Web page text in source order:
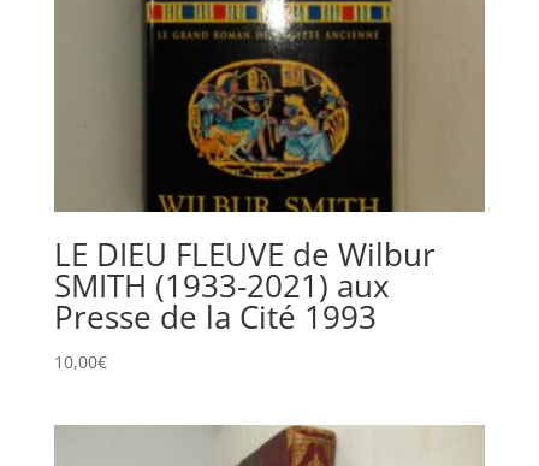
LE DIEU FLEUVE de Wilbur
SMITH (1933-2021) aux
Presse de la Cité 1993
10,00€